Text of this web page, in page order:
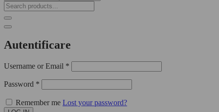
Autentificare
Username or Email *
Password *
Remember me Lost your password?